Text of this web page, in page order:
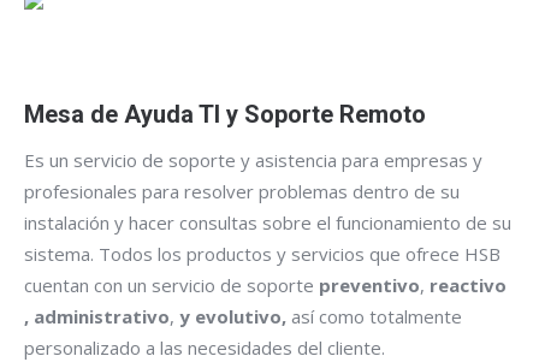
Mesa de Ayuda TI y Soporte Remoto
Es un servicio de soporte y asistencia para empresas y
profesionales para resolver problemas dentro de su
instalación y hacer consultas sobre el funcionamiento de su
sistema. Todos los productos y servicios que ofrece HSB
cuentan con un servicio de soporte preventivo, reactivo
, administrativo, y evolutivo, así como totalmente
personalizado a las necesidades del cliente.